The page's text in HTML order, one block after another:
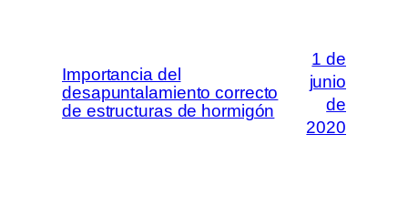
Importancia del
desapuntalamiento correcto
de estructuras de hormigón
1 de
junio
de
2020